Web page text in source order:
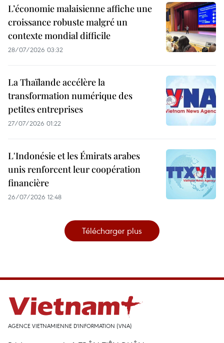
L’économie malaisienne affiche une
croissance robuste malgré un
contexte mondial difficile
28/07/2026 03:32
La Thaïlande accélère la
transformation numérique des
petites entreprises
27/07/2026 01:22
L'Indonésie et les Émirats arabes
unis renforcent leur coopération
financière
26/07/2026 12:48
Télécharger plus
AGENCE VIETNAMIENNE D'INFORMATION (VNA)